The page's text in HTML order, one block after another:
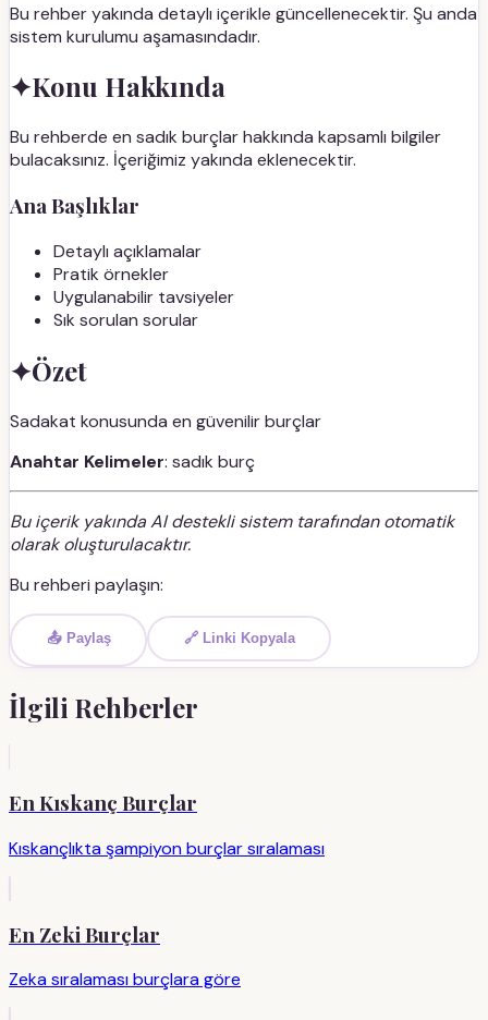
Bu rehber yakında detaylı içerikle güncellenecektir. Şu anda
sistem kurulumu aşamasındadır.
✦Konu Hakkında
Bu rehberde en sadık burçlar hakkında kapsamlı bilgiler
bulacaksınız. İçeriğimiz yakında eklenecektir.
Ana Başlıklar
Detaylı açıklamalar
Pratik örnekler
Uygulanabilir tavsiyeler
Sık sorulan sorular
✦Özet
Sadakat konusunda en güvenilir burçlar
Anahtar Kelimeler: sadık burç
Bu içerik yakında AI destekli sistem tarafından otomatik
olarak oluşturulacaktır.
Bu rehberi paylaşın:
📤 Paylaş 🔗 Linki Kopyala
İlgili Rehberler
En Kıskanç Burçlar
Kıskançlıkta şampiyon burçlar sıralaması
En Zeki Burçlar
Zeka sıralaması burçlara göre